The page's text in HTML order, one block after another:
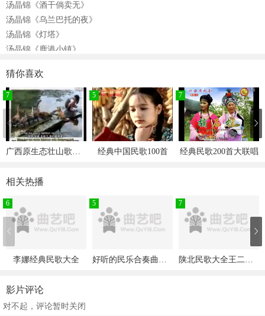
汤晶锦《酒干倘卖无》
汤晶锦《乌兰巴托的夜》
汤晶锦《灯塔》
汤晶锦《鹿港小镇》
高保利《天蓝蓝》
许海霞常春《想亲亲》
曹格唐子宜吴文瑄《大海》
唐子宜吴子安《扬基歌》
唐子宜周安信《但愿人长久》
唐子宜《我的中国心》
唐子宜《让世界充满爱》
周安信唐子宜演唱《但愿人长久》
http://www.xiqulou.com/zj/26447/
戏曲大全网www.xiquw.com
猜你喜欢
7
广西原生态壮山歌壮族民歌
5
经典中国民歌100首
7
经典民歌200首大联唱
相关热播
6
李娜经典民歌大全
5
好听的民乐合奏曲名曲大全
7
陕北民歌大全王二妮经典民歌
影片评论
对不起，评论暂时关闭